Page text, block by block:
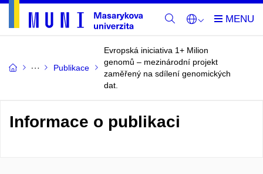
Publikace
Evropská iniciativa 1+ Milion
genomů – mezinárodní projekt
zaměřený na sdílení genomických
dat.
Informace o publikaci